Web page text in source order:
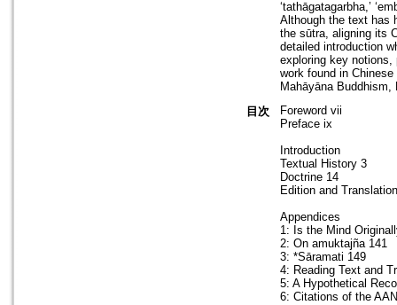
‘tathāgatagarbha,’
Although the text has
the sūtra, aligning its
detailed introduction
exploring key notions,
work found in
Mahāyāna
目次
Foreword vii
Preface ix
Introduction
Textual History 3
Doctrine 14
Edition and
Appendices
1: Is the Mind
2: On amuktajña 141
3: *Sāramati 149
4: Reading Text and
5: A Hypothetical
6: Citations of the